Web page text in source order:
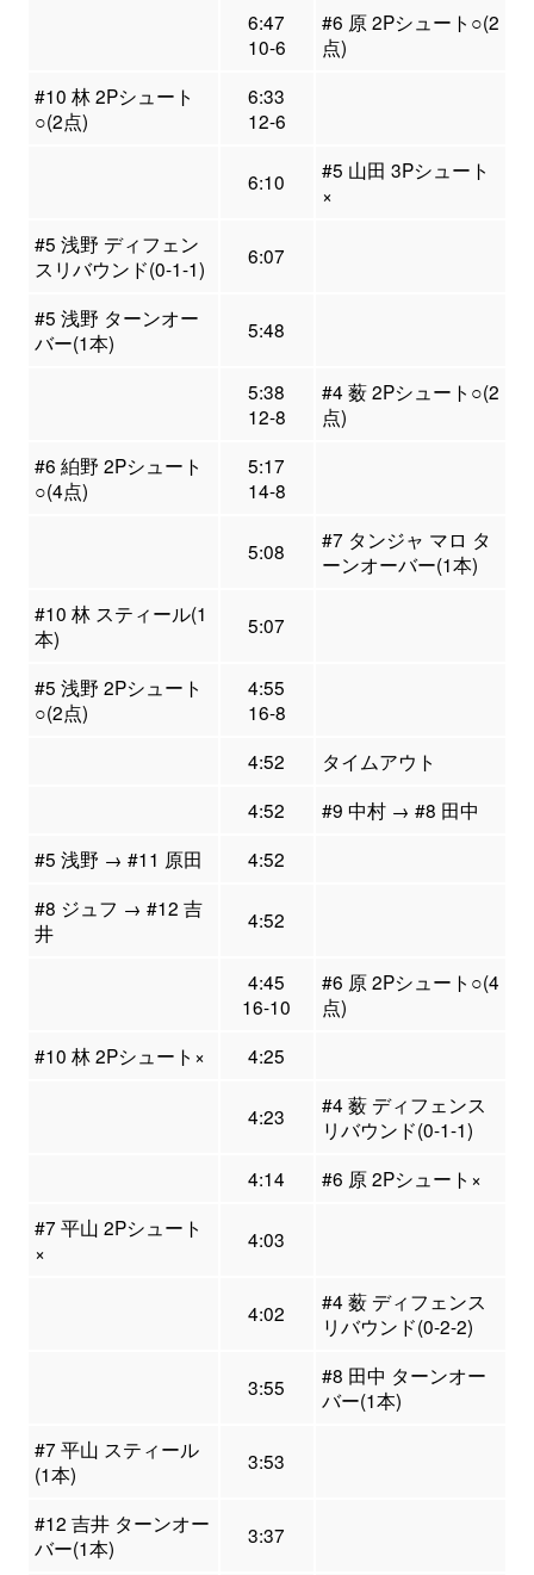
6:47
10-6
#6 原 2Pシュート○(2
点)
#10 林 2Pシュート
○(2点)
6:33
12-6
6:10
#5 山田 3Pシュート
×
#5 浅野 ディフェン
スリバウンド(0-1-1)
6:07
#5 浅野 ターンオー
バー(1本)
5:48
5:38
12-8
#4 薮 2Pシュート○(2
点)
#6 絈野 2Pシュート
○(4点)
5:17
14-8
5:08
#7 タンジャ マロ タ
ーンオーバー(1本)
#10 林 スティール(1
本)
5:07
#5 浅野 2Pシュート
○(2点)
4:55
16-8
4:52
タイムアウト
4:52
#9 中村 → #8 田中
#5 浅野 → #11 原田
4:52
#8 ジュフ → #12 吉
井
4:52
4:45
16-10
#6 原 2Pシュート○(4
点)
#10 林 2Pシュート×
4:25
4:23
#4 薮 ディフェンス
リバウンド(0-1-1)
4:14
#6 原 2Pシュート×
#7 平山 2Pシュート
×
4:03
4:02
#4 薮 ディフェンス
リバウンド(0-2-2)
3:55
#8 田中 ターンオー
バー(1本)
#7 平山 スティール
(1本)
3:53
#12 吉井 ターンオー
バー(1本)
3:37